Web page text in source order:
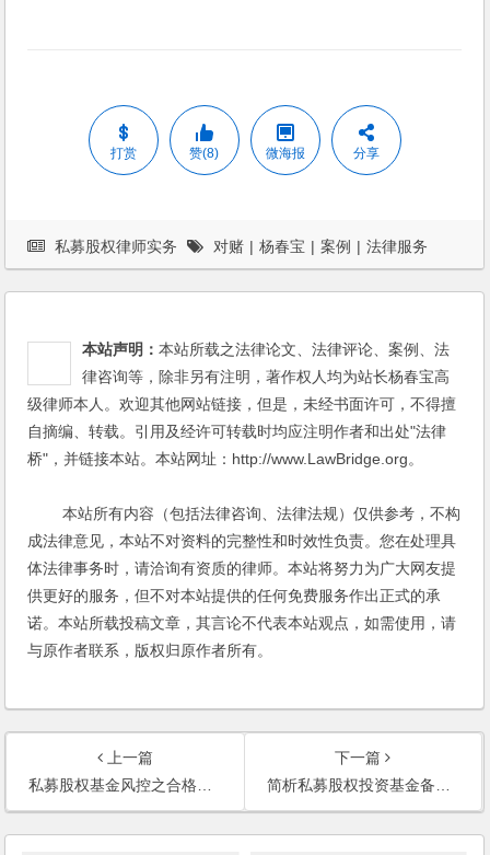
打赏 赞(8) 微海报 分享
私募股权律师实务 对赌 | 杨春宝 | 案例 | 法律服务
本站声明：本站所载之法律论文、法律评论、案例、法
律咨询等，除非另有注明，著作权人均为站长杨春宝高
级律师本人。欢迎其他网站链接，但是，未经书面许可，不得擅
自摘编、转载。引用及经许可转载时均应注明作者和出处"法律
桥"，并链接本站。本站网址：http://www.LawBridge.org。
本站所有内容（包括法律咨询、法律法规）仅供参考，不构
成法律意见，本站不对资料的完整性和时效性负责。您在处理具
体法律事务时，请洽询有资质的律师。本站将努力为广大网友提
供更好的服务，但不对本站提供的任何免费服务作出正式的承
诺。本站所载投稿文章，其言论不代表本站观点，如需使用，请
与原作者联系，版权归原作者所有。
上一篇
私募股权基金风控之合格投资者内部审核制度
下一篇
简析私募股权投资基金备案文件之——《招募说明书》